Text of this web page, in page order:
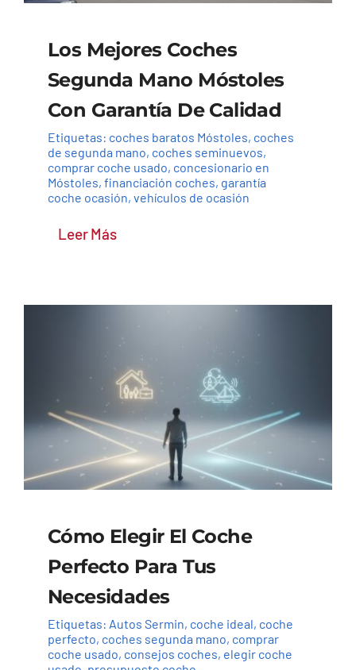
Los Mejores Coches
Segunda Mano Móstoles
Con Garantía De Calidad
Etiquetas: coches baratos Móstoles, coches
de segunda mano, coches seminuevos,
comprar coche usado, concesionario en
Móstoles, financiación coches, garantía
coche ocasión, vehículos de ocasión
Leer Más
Cómo Elegir El Coche
Perfecto Para Tus
Necesidades
Etiquetas: Autos Sermin, coche ideal, coche
perfecto, coches segunda mano, comprar
coche usado, consejos coches, elegir coche